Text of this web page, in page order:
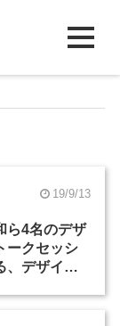
19/9/13
ら4名のデザ
ークセッシ
、デザイン